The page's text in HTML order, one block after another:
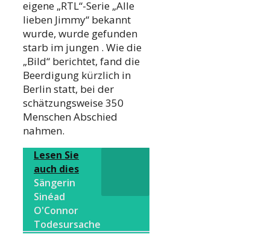
eigene „RTL“-Serie „Alle
lieben Jimmy“ bekannt
wurde, wurde gefunden
starb im jungen . Wie die
„Bild“ berichtet, fand die
Beerdigung kürzlich in
Berlin statt, bei der
schätzungsweise 350
Menschen Abschied
nahmen.
Lesen Sie
auch dies
Sängerin
Sinéad
O'Connor
Todesursache